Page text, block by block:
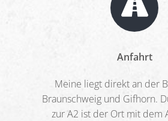
Anfahrt
Meine liegt direkt an der
Braunschweig und Gifhorn.
zur A2 ist der Ort mit dem